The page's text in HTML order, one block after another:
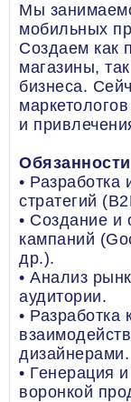
Мы
мобильных
Создаем как
магазины,
бизнеса.
и
• Разработка
стратегий
• Создание и
кампаний
др.).
• Анализ
аудитории.
• Разработка
дизайнерами.
• Генерация
воронкой